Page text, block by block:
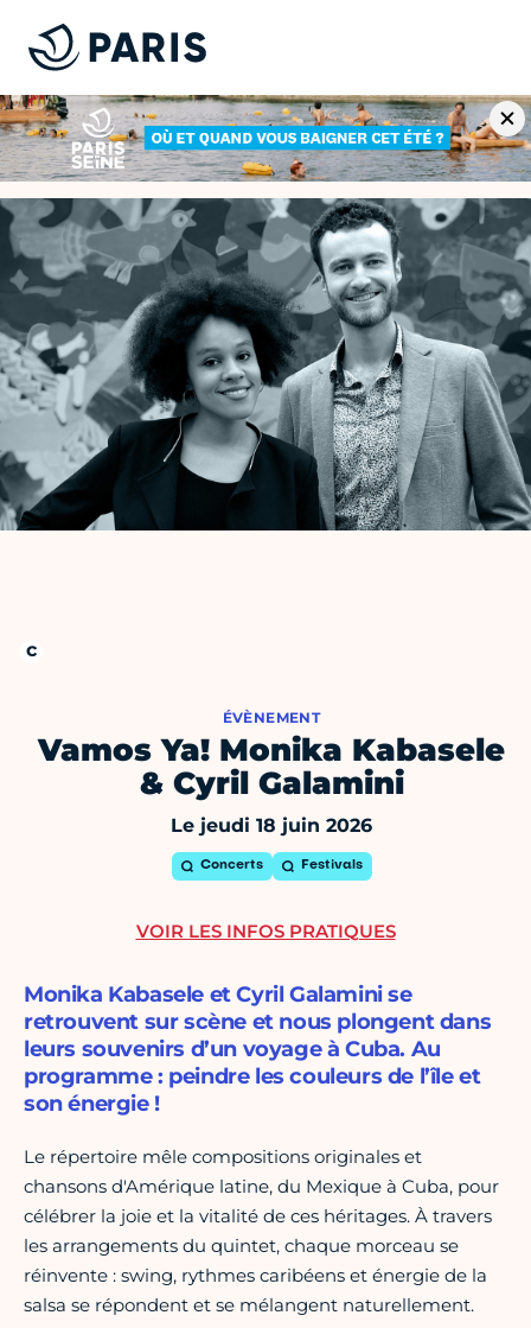
ÉVÈNEMENT
Vamos Ya! Monika Kabasele
& Cyril Galamini
Le jeudi 18 juin 2026
Concerts Festivals
Monika Kabasele et Cyril Galamini se
retrouvent sur scène et nous plongent dans
leurs souvenirs d’un voyage à Cuba. Au
programme : peindre les couleurs de l’île et
son énergie !
Le répertoire mêle compositions originales et
chansons d'Amérique latine, du Mexique à Cuba, pour
célébrer la joie et la vitalité de ces héritages. À travers
les arrangements du quintet, chaque morceau se
réinvente : swing, rythmes caribéens et énergie de la
salsa se répondent et se mélangent naturellement.
VOIR LES INFOS PRATIQUES